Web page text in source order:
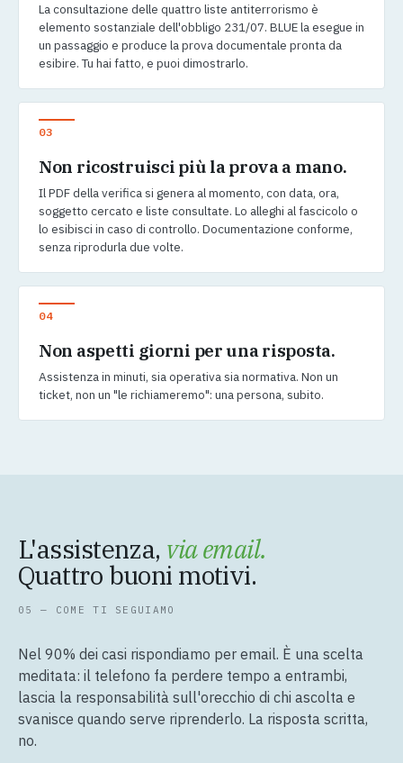
La consultazione delle quattro liste antiterrorismo è
elemento sostanziale dell'obbligo 231/07. BLUE la esegue in
un passaggio e produce la prova documentale pronta da
esibire. Tu hai fatto, e puoi dimostrarlo.
03
Non ricostruisci più la prova a mano.
Il PDF della verifica si genera al momento, con data, ora,
soggetto cercato e liste consultate. Lo alleghi al fascicolo o
lo esibisci in caso di controllo. Documentazione conforme,
senza riprodurla due volte.
04
Non aspetti giorni per una risposta.
Assistenza in minuti, sia operativa sia normativa. Non un
ticket, non un "le richiameremo": una persona, subito.
L'assistenza, via email.
Quattro buoni motivi.
05 — COME TI SEGUIAMO
Nel 90% dei casi rispondiamo per email. È una scelta
meditata: il telefono fa perdere tempo a entrambi,
lascia la responsabilità sull'orecchio di chi ascolta e
svanisce quando serve riprenderlo. La risposta scritta,
no.